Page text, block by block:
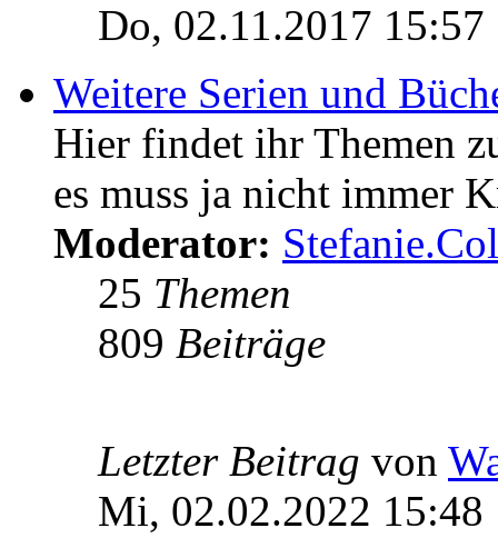
Do, 02.11.2017 15:57
Weitere Serien und
Hier findet ihr Themen
es muss ja nicht immer
Moderator:
25 Themen
809 Beiträge
Letzter Beitrag von
Mi, 02.02.2022 15:48